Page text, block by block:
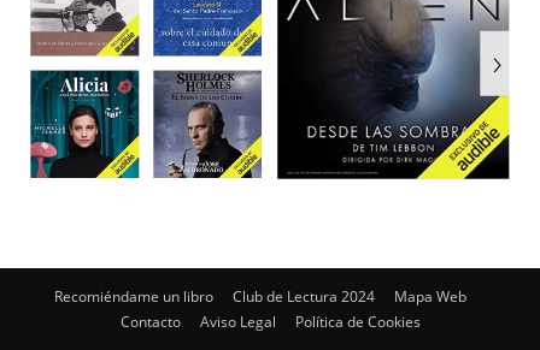
Recomiéndame un libro Club de Lectura 2024
Mapa Web
Contacto
Aviso Legal Política de Cookies